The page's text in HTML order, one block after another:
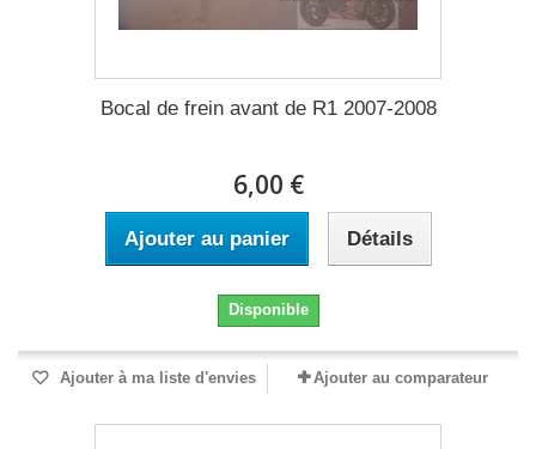
Bocal de frein avant de R1 2007-2008
6,00 €
Ajouter au panier Détails
Disponible
Ajouter à ma liste d'envies Ajouter au comparateur